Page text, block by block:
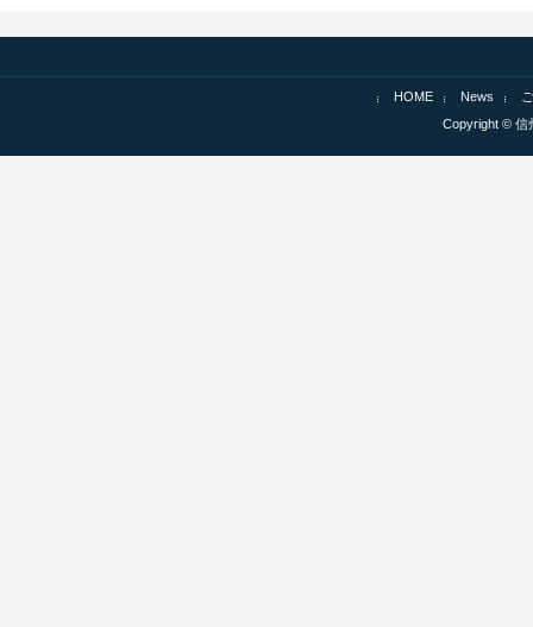
HOME News
Copyright © 信